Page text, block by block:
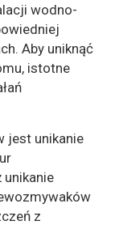
wodno-
Aby uniknąć
istotne
jest unikanie
unikanie
z